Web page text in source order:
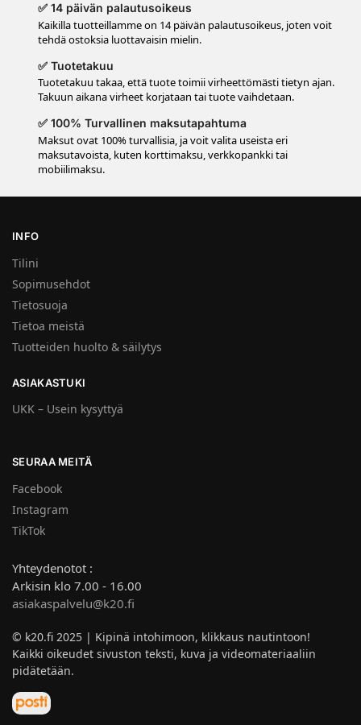
✅ 14 päivän palautusoikeus
Kaikilla tuotteillamme on 14 päivän palautusoikeus, joten voit
tehdä ostoksia luottavaisin mielin.
✅ Tuotetakuu
Tuotetakuu takaa, että tuote toimii virheettömästi tietyn ajan.
Takuun aikana virheet korjataan tai tuote vaihdetaan.
✅ 100% Turvallinen maksutapahtuma
Maksut ovat 100% turvallisia, ja voit valita useista eri
maksutavoista, kuten korttimaksu, verkkopankki tai
mobiilimaksu.
INFO
Tilini
Sopimusehdot
Tietosuoja
Tietoa meistä
Tuotteiden huolto & säilytys
ASIAKASTUKI
UKK – Usein kysyttyä
SEURAA MEITÄ
Facebook
Instagram
TikTok
Yhteydenotot :
Arkisin klo 7.00 - 16.00
asiakaspalvelu@k20.fi
© k20.fi 2025 | Kipinä intohimoon, klikkaus nautintoon!
Kaikki oikeudet sivuston teksti, kuva ja videomateriaaliin
pidätetään.